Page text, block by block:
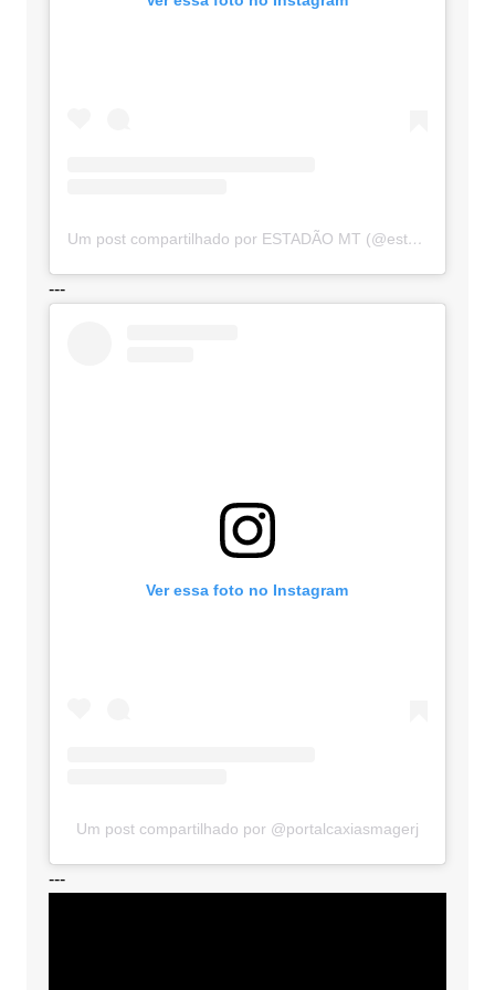
Um post compartilhado por ESTADÃO MT (@estadaomt)
---
Ver essa foto no Instagram
Um post compartilhado por @portalcaxiasmagerj
---